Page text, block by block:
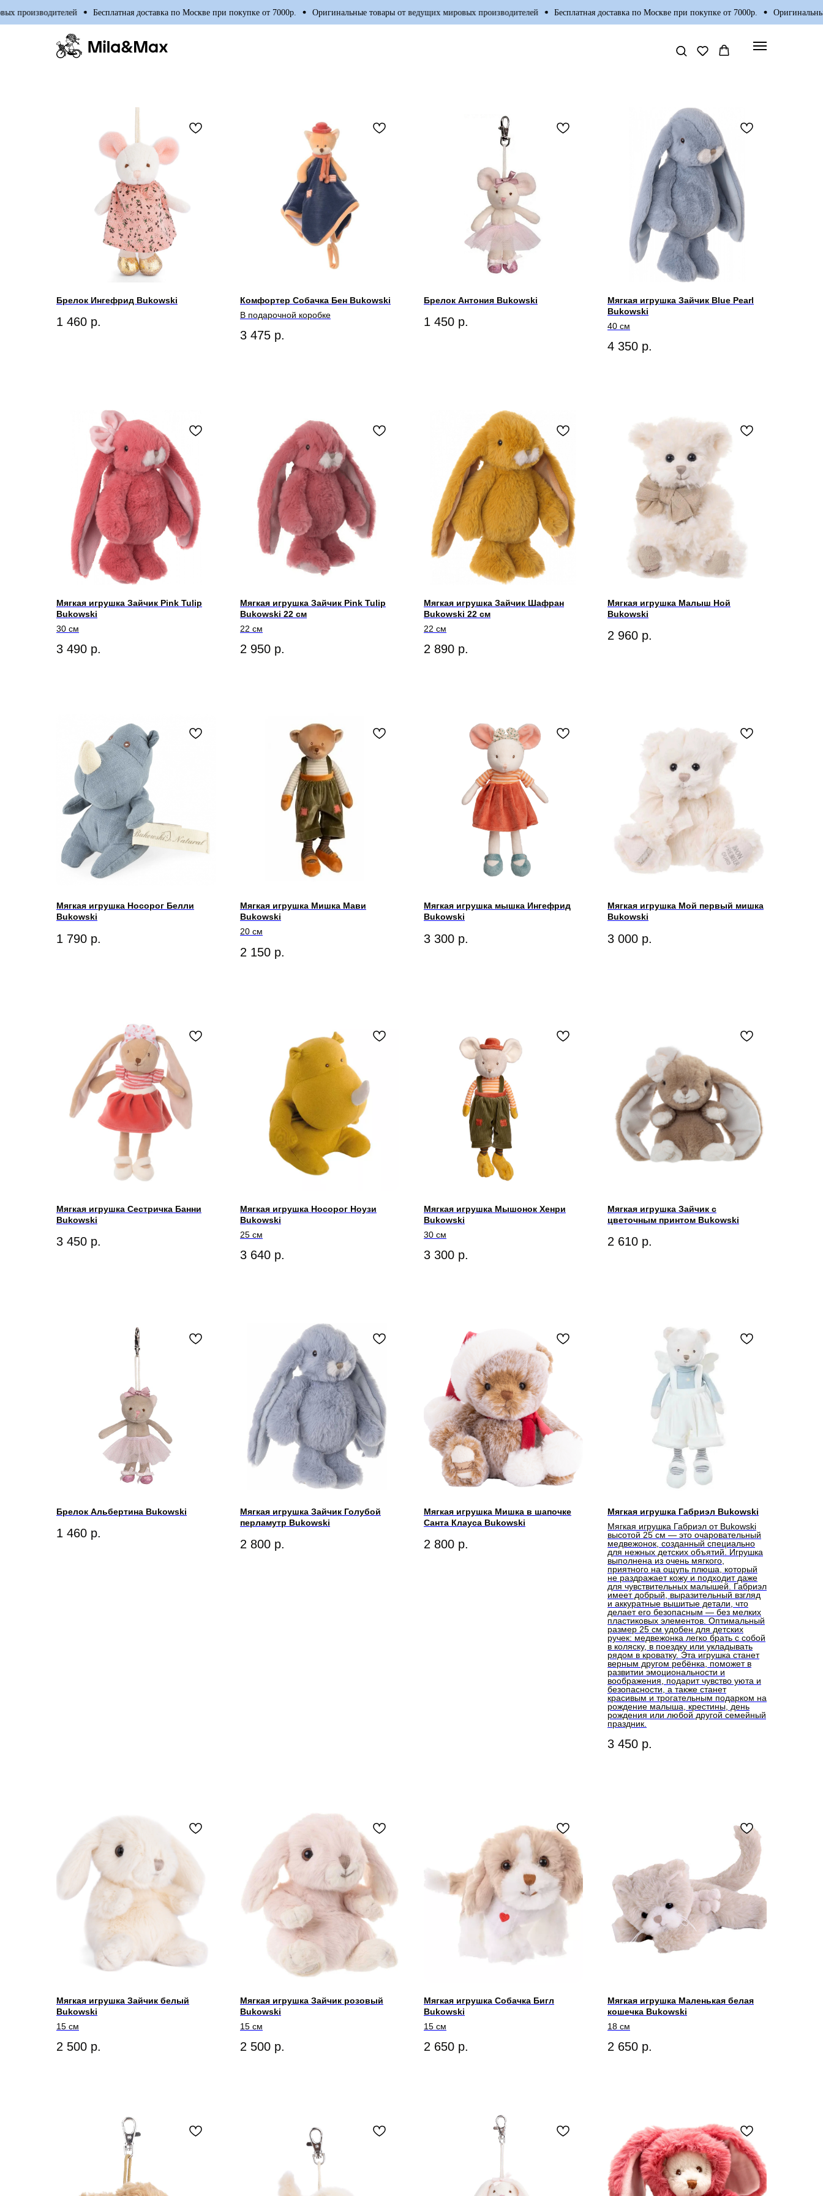
Бесплатная доставка по Москве при покупке от 7000р. Оригинальные товары от ведущих мировых производителей Бесплатная доставка по Москве при покупке от 7000р. Оригинальные товары
Брелок Ингефрид Bukowski
1 460 р.
Комфортер Собачка Бен Bukowski
В подарочной коробке
3 475 р.
Брелок Антония Bukowski
1 450 р.
Мягкая игрушка Зайчик Blue Pearl
Bukowski
40 см
4 350 р.
Мягкая игрушка Зайчик Pink Tulip
Bukowski
30 см
3 490 р.
Мягкая игрушка Зайчик Pink Tulip
Bukowski 22 см
22 см
2 950 р.
Мягкая игрушка Зайчик Шафран
Bukowski 22 см
22 см
2 890 р.
Мягкая игрушка Малыш Ной
Bukowski
2 960 р.
Мягкая игрушка Носорог Белли
Bukowski
1 790 р.
Мягкая игрушка Мишка Мави
Bukowski
20 см
2 150 р.
Мягкая игрушка мышка Ингефрид
Bukowski
3 300 р.
Мягкая игрушка Мой первый мишка
Bukowski
3 000 р.
Мягкая игрушка Сестричка Банни
Bukowski
3 450 р.
Мягкая игрушка Носорог Ноузи
Bukowski
25 см
3 640 р.
Мягкая игрушка Мышонок Хенри
Bukowski
30 см
3 300 р.
Мягкая игрушка Зайчик с
цветочным принтом Bukowski
2 610 р.
Брелок Альбертина Bukowski
1 460 р.
Мягкая игрушка Зайчик Голубой
перламутр Bukowski
2 800 р.
Мягкая игрушка Мишка в шапочке
Санта Клауса Bukowski
2 800 р.
Мягкая игрушка Габриэл Bukowski
Мягкая игрушка Габриэл от Bukowski
высотой 25 см — это очаровательный
медвежонок, созданный специально
для нежных детских объятий. Игрушка
выполнена из очень мягкого,
приятного на ощупь плюша, который
не раздражает кожу и подходит даже
для чувствительных малышей. Габриэл
имеет добрый, выразительный взгляд
и аккуратные вышитые детали, что
делает его безопасным — без мелких
пластиковых элементов. Оптимальный
размер 25 см удобен для детских
ручек: медвежонка легко брать с собой
в коляску, в поездку или укладывать
рядом в кроватку. Эта игрушка станет
верным другом ребёнка, поможет в
развитии эмоциональности и
воображения, подарит чувство уюта и
безопасности, а также станет
красивым и трогательным подарком на
рождение малыша, крестины, день
рождения или любой другой семейный
праздник.
3 450 р.
Мягкая игрушка Зайчик белый
Bukowski
15 см
2 500 р.
Мягкая игрушка Зайчик розовый
Bukowski
15 см
2 500 р.
Мягкая игрушка Собачка Бигл
Bukowski
15 см
2 650 р.
Мягкая игрушка Маленькая белая
кошечка Bukowski
18 см
2 650 р.